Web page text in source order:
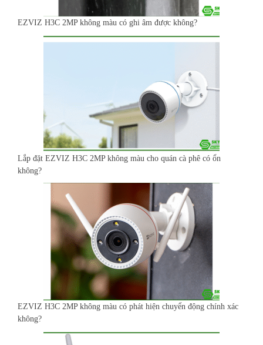
EZVIZ H3C 2MP không màu có ghi âm được không?
Lắp đặt EZVIZ H3C 2MP không màu cho quán cà phê có ổn
không?
EZVIZ H3C 2MP không màu có phát hiện chuyển động chính xác
không?